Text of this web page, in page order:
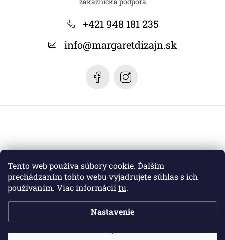
Tento web používa súbory cookie. Ďalším
prechádzaním tohto webu vyjadrujete súhlas s ich
používaním. Viac informáciítu.
Nastavenie
+421 948 181 235
info@margaretdizajn.sk
Copyright 2026Margaret dizajn. Všetky práva vyhradené.